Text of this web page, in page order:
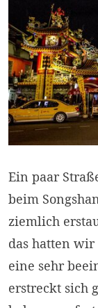
Ein paar
beim
ziemlich
das hatten
eine sehr
erstreckt sich